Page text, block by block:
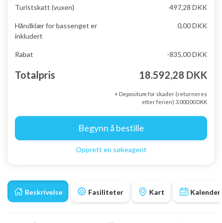
Beskrivelse Fasiliteter Kart Kalender
Turistskatt (vuxen) 497,28 DKK
Håndklær for bassenget er
inkludert
0,00 DKK
Rabat -835,00 DKK
Totalpris 18.592,28 DKK
+ Depositum for skader (returneres
etter ferien) 3.000,00 DKK
Begynn å bestille
Opprett en søkeagent